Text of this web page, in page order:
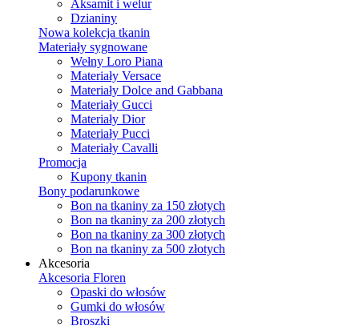
Aksamit i welur
Dzianiny
Nowa kolekcja tkanin
Materiały sygnowane
Wełny Loro Piana
Materiały Versace
Materiały Dolce and Gabbana
Materiały Gucci
Materiały Dior
Materiały Pucci
Materiały Cavalli
Promocja
Kupony tkanin
Bony podarunkowe
Bon na tkaniny za 150 złotych
Bon na tkaniny za 200 złotych
Bon na tkaniny za 300 złotych
Bon na tkaniny za 500 złotych
Akcesoria
Akcesoria Floren
Opaski do włosów
Gumki do włosów
Broszki